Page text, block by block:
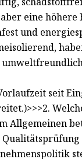
eine
und
seit
Allgemeinen